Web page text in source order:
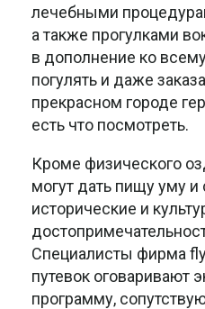
лечебными
а также прогулками
в дополнение ко
погулять и даже
прекрасном городе
есть что посмотреть.
Кроме физического
могут дать пищу уму
исторические и
Специалисты фирма
путевок оговаривают
программу,